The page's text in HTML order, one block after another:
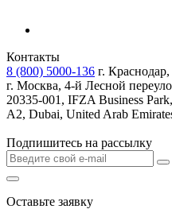
Контакты
8 (800) 5000-136 г.
г. Москва, 4-й Лесной
20335-001, IFZA Business
A2, Dubai, United Arab
Подпишитесь на рассылку
Оставьте заявку